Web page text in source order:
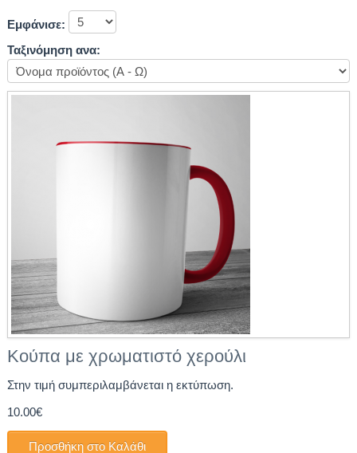
Εμφάνισε:
Ταξινόμηση ανα:
Κούπα με χρωματιστό χερούλι
Στην τιμή συμπεριλαμβάνεται η εκτύπωση.
10.00€